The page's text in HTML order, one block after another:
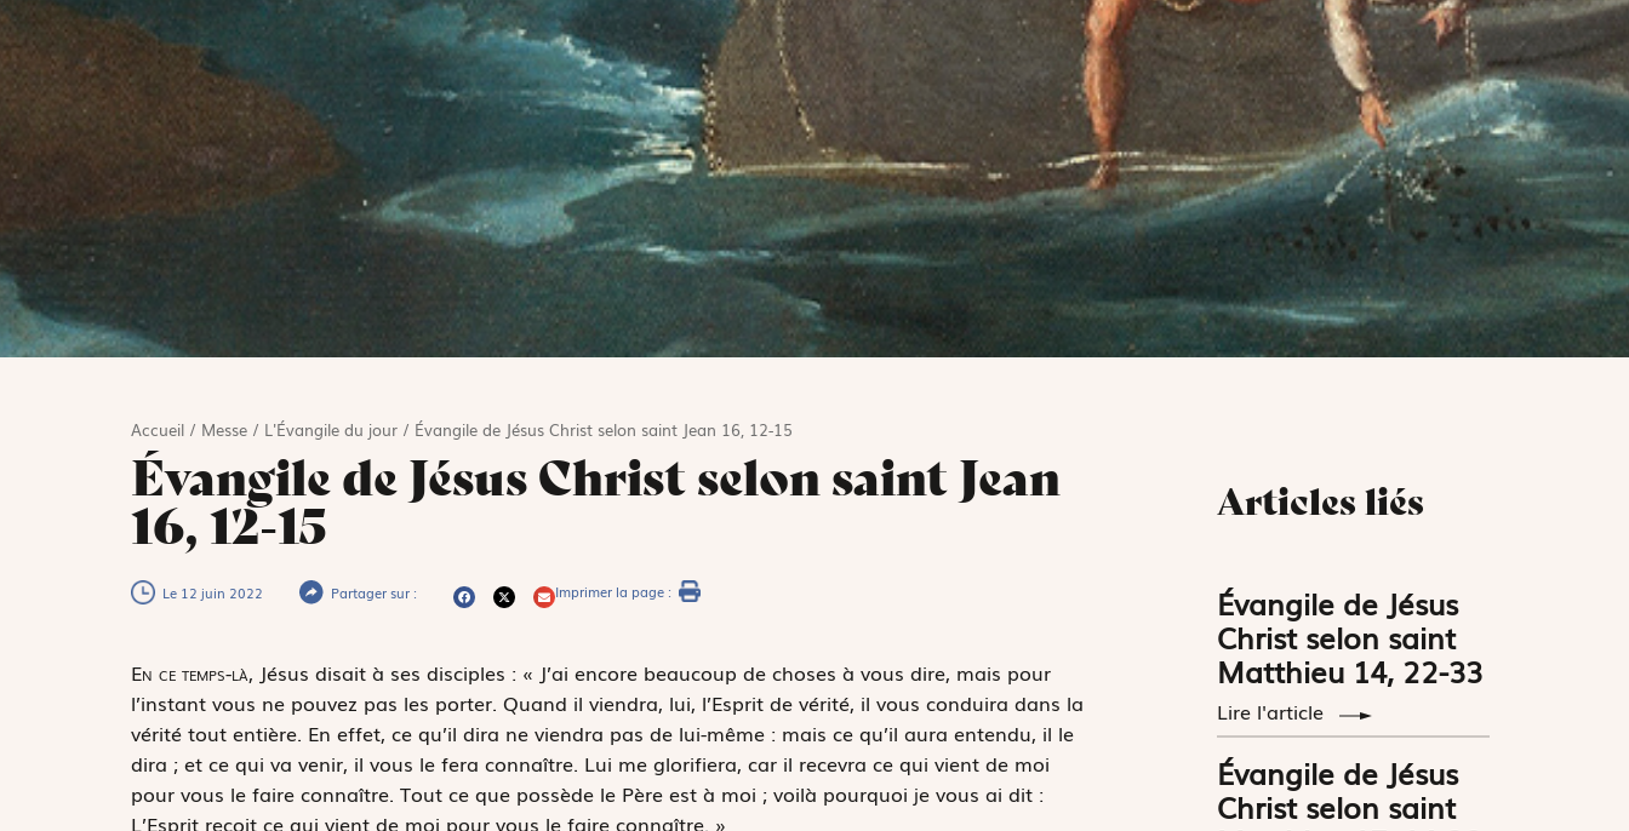
Accueil/ Messe/ L'Évangile du jour/ Évangile de Jésus Christ selon saint Jean 16, 12-15
Évangile de Jésus Christ selon saint Jean
16, 12-15
Le 12 juin 2022 Partager sur : Imprimer la page :
En ce temps-là, Jésus disait à ses disciples : « J’ai encore beaucoup de choses à vous dire, mais pour
l’instant vous ne pouvez pas les porter. Quand il viendra, lui, l’Esprit de vérité, il vous conduira dans la
vérité tout entière. En effet, ce qu’il dira ne viendra pas de lui-même : mais ce qu’il aura entendu, il le
dira ; et ce qui va venir, il vous le fera connaître. Lui me glorifiera, car il recevra ce qui vient de moi
pour vous le faire connaître. Tout ce que possède le Père est à moi ; voilà pourquoi je vous ai dit :
L’Esprit reçoit ce qui vient de moi pour vous le faire connaître. »
Articles liés
Évangile de Jésus
Christ selon saint
Matthieu 14, 22-33
Lire l'article
Évangile de Jésus
Christ selon saint